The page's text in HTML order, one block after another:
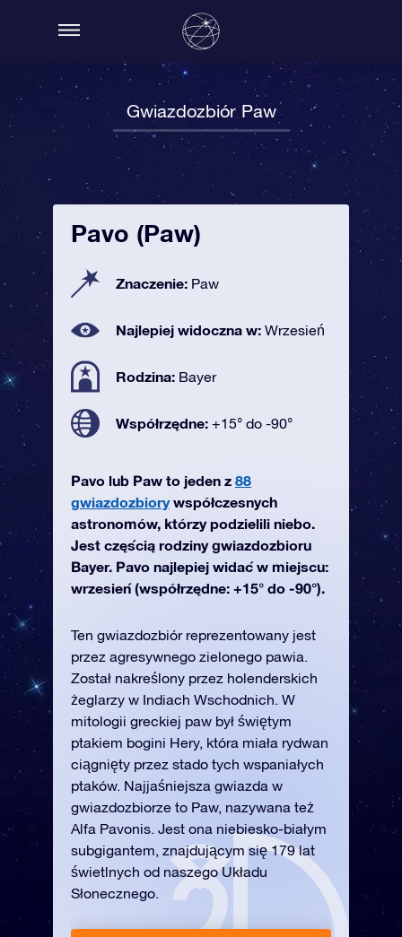
Gwiazdozbiór Paw
Pavo (Paw)
Znaczenie: Paw
Najlepiej widoczna w: Wrzesień
Rodzina: Bayer
Współrzędne: +15° do -90°
Pavo lub Paw to jeden z 88
gwiazdozbiorywspółczesnych
astronomów, którzy podzielili niebo.
Jest częścią rodziny gwiazdozbioru
Bayer. Pavo najlepiej widać w miejscu:
wrzesień (współrzędne: +15° do -90°).
Ten gwiazdozbiór reprezentowany jest
przez agresywnego zielonego pawia.
Został nakreślony przez holenderskich
żeglarzy w Indiach Wschodnich. W
mitologii greckiej paw był świętym
ptakiem bogini Hery, która miała rydwan
ciągnięty przez stado tych wspaniałych
ptaków. Najjaśniejsza gwiazda w
gwiazdozbiorze to Paw, nazywana też
Alfa Pavonis. Jest ona niebiesko-białym
subgigantem, znajdującym się 179 lat
świetlnych od naszego Układu
Słonecznego.